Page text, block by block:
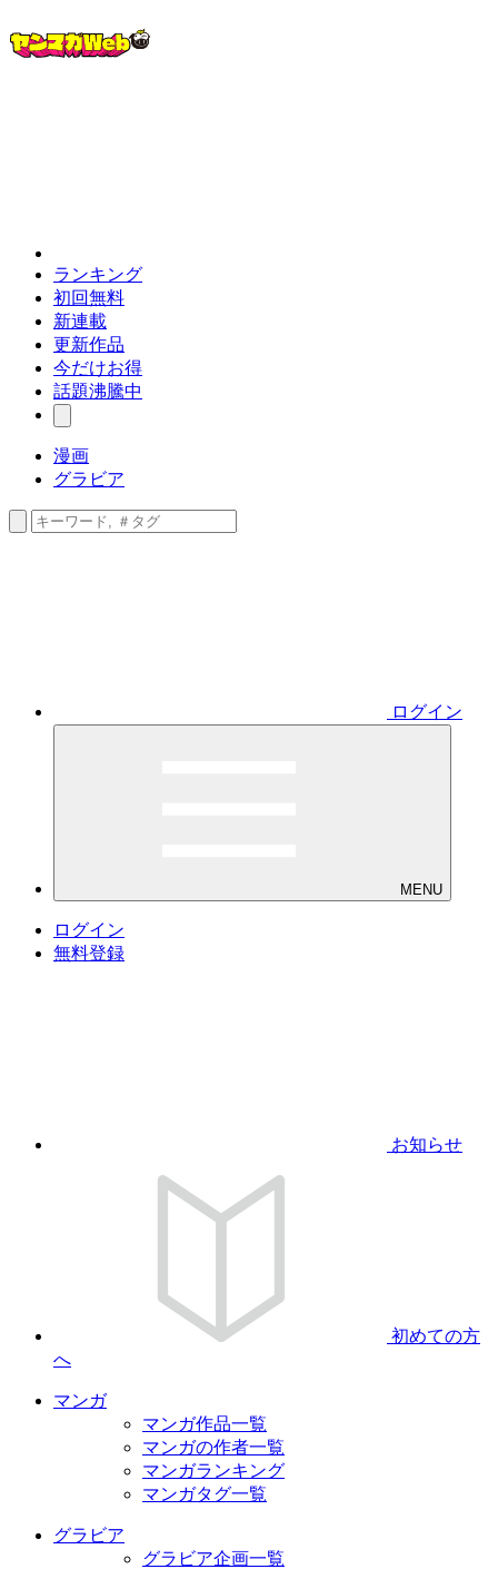
ランキング
初回無料
新連載
更新作品
今だけお得
話題沸騰中
漫画
グラビア
ログイン
MENU
ログイン
無料登録
お知らせ
初めての方
へ
マンガ
マンガ作品一覧
マンガの作者一覧
マンガランキング
マンガタグ一覧
グラビア
グラビア企画一覧